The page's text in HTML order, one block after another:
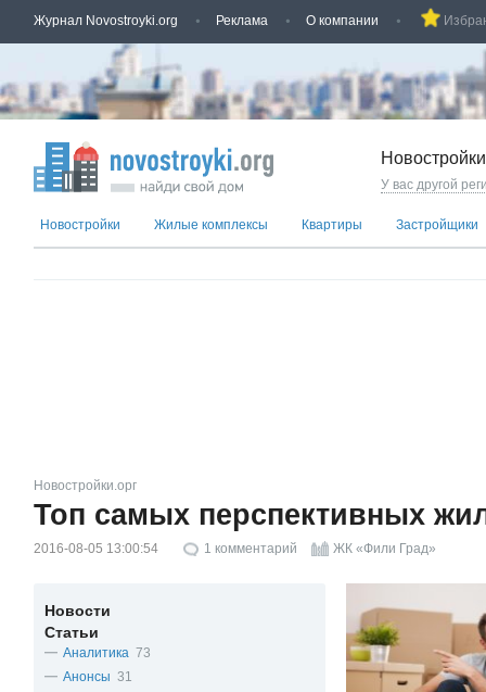
Журнал Novostroyki.org Реклама О компании
У вас другой
Новостройки Жилые комплексы Квартиры Застройщики
Новостройки.орг
Топ самых перспективных
2016-08-05 13:00:54 1 комментарий ЖК «Фили Град»
Новости
Статьи
Аналитика 73
Анонсы 31